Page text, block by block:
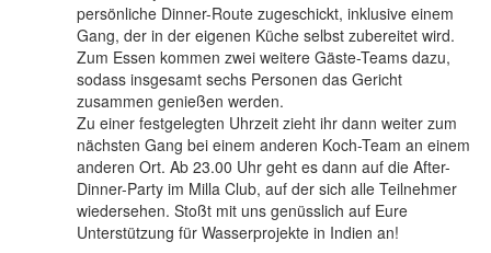
persönliche Dinner-Route zugeschickt, inklusive einem
Gang, der in der eigenen Küche selbst zubereitet wird.
Zum Essen kommen zwei weitere Gäste-Teams dazu,
sodass insgesamt sechs Personen das Gericht
zusammen genießen werden.
Zu einer festgelegten Uhrzeit zieht ihr dann weiter zum
nächsten Gang bei einem anderen Koch-Team an einem
anderen Ort. Ab 23.00 Uhr geht es dann auf die After-
Dinner-Party im Milla Club, auf der sich alle Teilnehmer
wiedersehen. Stoßt mit uns genüsslich auf Eure
Unterstützung für Wasserprojekte in Indien an!